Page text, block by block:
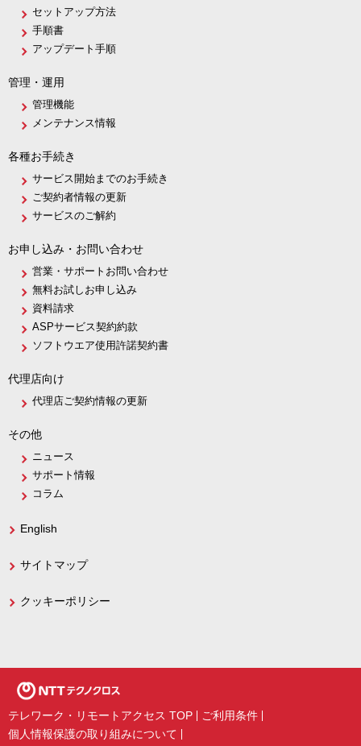
セットアップ方法
手順書
アップデート手順
管理・運用
管理機能
メンテナンス情報
各種お手続き
サービス開始までのお手続き
ご契約者情報の更新
サービスのご解約
お申し込み・お問い合わせ
営業・サポートお問い合わせ
無料お試しお申し込み
資料請求
ASPサービス契約約款
ソフトウエア使用許諾契約書
代理店向け
代理店ご契約情報の更新
その他
ニュース
サポート情報
コラム
English
サイトマップ
クッキーポリシー
テレワーク・リモートアクセス TOP
ご利用条件
個人情報保護の取り組みについて